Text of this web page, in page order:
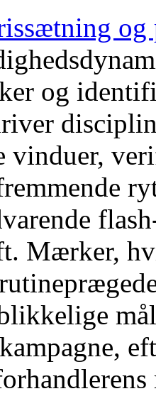
og
og
vinduer,
Mærker,